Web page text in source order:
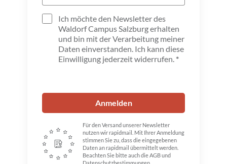
Ich möchte den Newsletter des
Waldorf Campus Salzburg erhalten
und bin mit der Verarbeitung meiner
Daten einverstanden. Ich kann diese
Einwilligung jederzeit widerrufen.
Anmelden
Für den Versand unserer Newsletter
nutzen wir rapidmail. Mit Ihrer Anmeldung
stimmen Sie zu, dass die eingegebenen
Daten an rapidmail übermittelt werden.
Beachten Sie bitte auch die AGB und
Datenschutzbestimmungen.